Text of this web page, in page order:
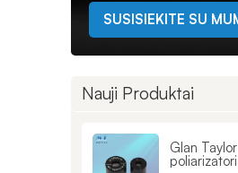
SUSISIEKITE SU
Nauji Produktai
Glan Taylor